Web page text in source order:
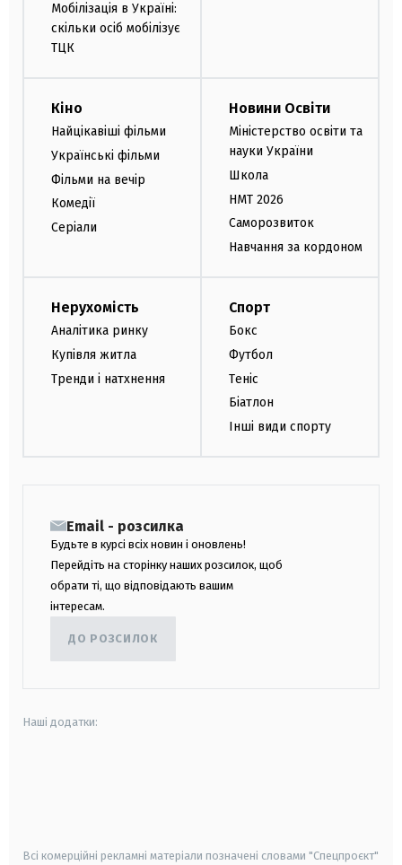
Мобілізація в Україні:
скільки осіб мобілізує
ТЦК
Кіно
Найцікавіші фільми
Українські фільми
Фільми на вечір
Комедії
Серіали
Новини Освіти
Міністерство освіти та
науки України
Школа
НМТ 2026
Саморозвиток
Навчання за кордоном
Нерухомість
Аналітика ринку
Купівля житла
Тренди і натхнення
Спорт
Бокс
Футбол
Теніс
Біатлон
Інші види спорту
Email - розсилка
Будьте в курсі всіх новин і оновлень!
Перейдіть на сторінку наших розсилок, щоб
обрати ті, що відповідають вашим
інтересам.
ДО РОЗСИЛОК
Наші додатки:
Всі комерційні рекламні матеріали позначені словами "Спецпроєкт"